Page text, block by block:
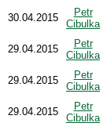
30.04.2015
Petr
Cibulka
29.04.2015
Petr
Cibulka
29.04.2015
Petr
Cibulka
29.04.2015
Petr
Cibulka